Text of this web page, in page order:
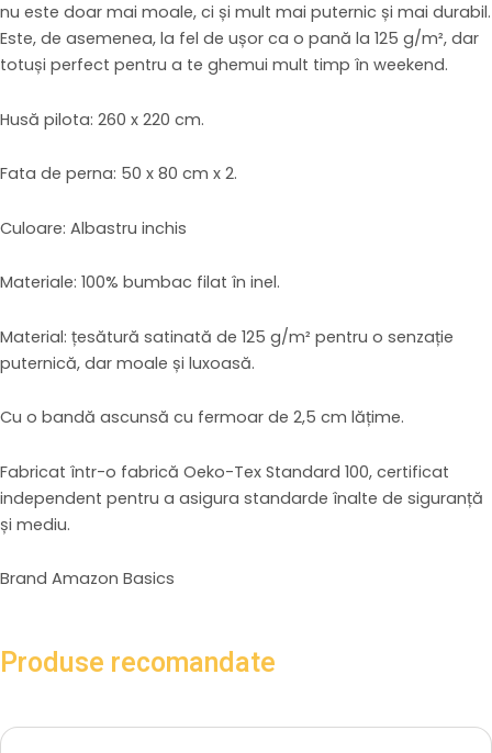
nu este doar mai moale, ci și mult mai puternic și mai durabil.
Este, de asemenea, la fel de ușor ca o pană la 125 g/m², dar
totuși perfect pentru a te ghemui mult timp în weekend.
Husă pilota: 260 x 220 cm.
Fata de perna: 50 x 80 cm x 2.
Culoare: Albastru inchis
Materiale: 100% bumbac filat în inel.
Material: țesătură satinată de 125 g/m² pentru o senzație
puternică, dar moale și luxoasă.
Cu o bandă ascunsă cu fermoar de 2,5 cm lățime.
Fabricat într-o fabrică Oeko-Tex Standard 100, certificat
independent pentru a asigura standarde înalte de siguranță
și mediu.
Brand Amazon Basics
Produse recomandate